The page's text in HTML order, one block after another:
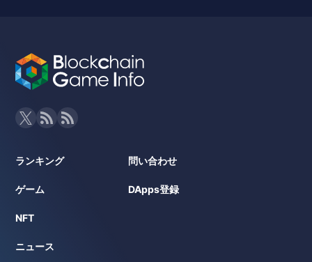
ランキング
ゲーム
NFT
ニュース
問い合わせ
DApps登録